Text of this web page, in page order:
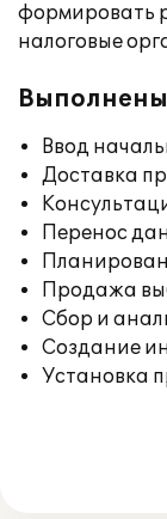
формировать
налоговые
Ввод
Доставка
Перенос
Продажа
Сбор и
Создание
Установка